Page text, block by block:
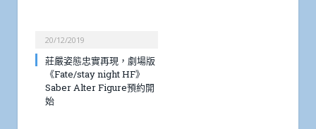
20/12/2019
莊嚴姿態忠實再現，劇場版
《Fate/stay night HF》
Saber Alter Figure預約開
始